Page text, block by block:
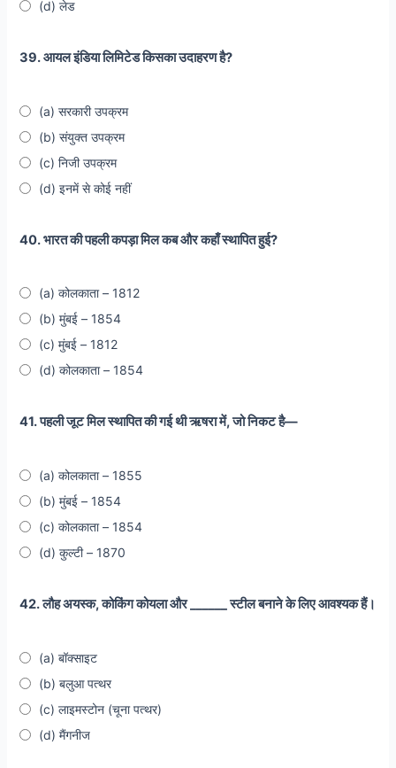
(d) लेड
39. आयल इंडिया लिमिटेड किसका उदाहरण है?
(a) सरकारी उपक्रम
(b) संयुक्त उपक्रम
(c) निजी उपक्रम
(d) इनमें से कोई नहीं
40. भारत की पहली कपड़ा मिल कब और कहाँ स्थापित हुई?
(a) कोलकाता – 1812
(b) मुंबई – 1854
(c) मुंबई – 1812
(d) कोलकाता – 1854
41. पहली जूट मिल स्थापित की गई थी ऋषरा में, जो निकट है—
(a) कोलकाता – 1855
(b) मुंबई – 1854
(c) कोलकाता – 1854
(d) कुल्टी – 1870
42. लौह अयस्क, कोकिंग कोयला और ______ स्टील बनाने के लिए आवश्यक हैं।
(a) बॉक्साइट
(b) बलुआ पत्थर
(c) लाइमस्टोन (चूना पत्थर)
(d) मैंगनीज